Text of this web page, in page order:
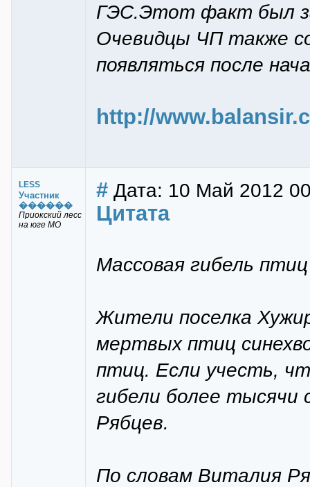
ГЭС.Этот факт был
Очевидцы ЧП также
появляться после
http://
LESS
Участник
������
Приокский лесс
на юге МО
# Дата: 10 Май 2012
Цитата
Массовая гибель
Жители поселка
мертвых птиц
птиц. Если учесть,
гибели более тысячи
Рябцев.
По словам Виталия